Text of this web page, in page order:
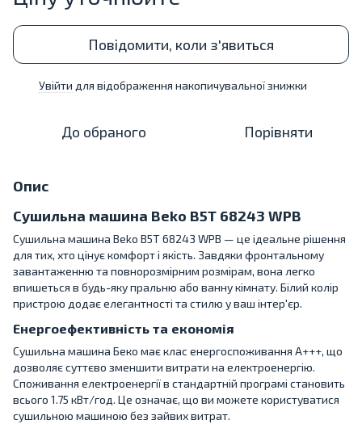
Повідомити, коли з'явиться
Увійти для відображення накопичувальної знижки
До обраного Порівняти
Опис
Сушильна машина Beko B5T 68243 WPB
Сушильна машина Beko B5T 68243 WPB — це ідеальне рішення
для тих, хто цінує комфорт і якість. Завдяки фронтальному
завантаженню та повнорозмірним розмірам, вона легко
впишеться в будь-яку пральню або ванну кімнату. Білий колір
пристрою додає елегантності та стилю у ваш інтер'єр.
Енергоефективність та економія
Сушильна машина Беко має клас енергоспоживання A+++, що
дозволяє суттєво зменшити витрати на електроенергію.
Споживання електроенергії в стандартній програмі становить
всього 1.75 кВт/год. Це означає, що ви можете користуватися
сушильною машиною без зайвих витрат.